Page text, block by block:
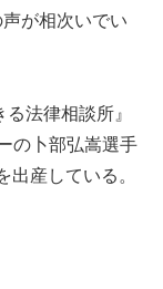
が相次いでい
法律相談所』
の卜部弘嵩選手
出産している。